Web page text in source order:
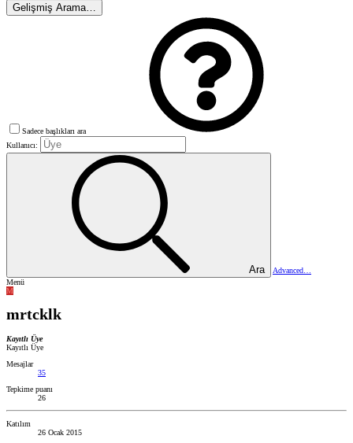
Gelişmiş Arama…
Sadece başlıkları ara
Kullanıcı:
Ara
Advanced…
Menü
M
mrtcklk
Kayıtlı Üye
Kayıtlı Üye
Mesajlar
35
Tepkime puanı
26
Katılım
26 Ocak 2015